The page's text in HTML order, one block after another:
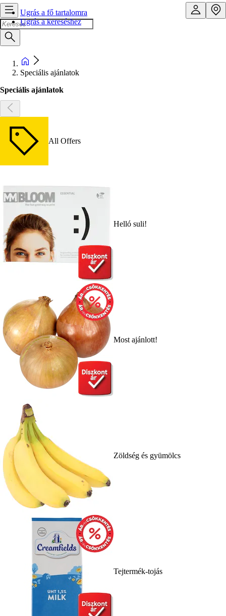
Ugrás a fő tartalomra
Ugrás a kereséshez
Speciális ajánlatok
Speciális ajánlatok
All Offers
Helló suli!
Most ajánlott!
Zöldség és gyümölcs
Tejtermék-tojás